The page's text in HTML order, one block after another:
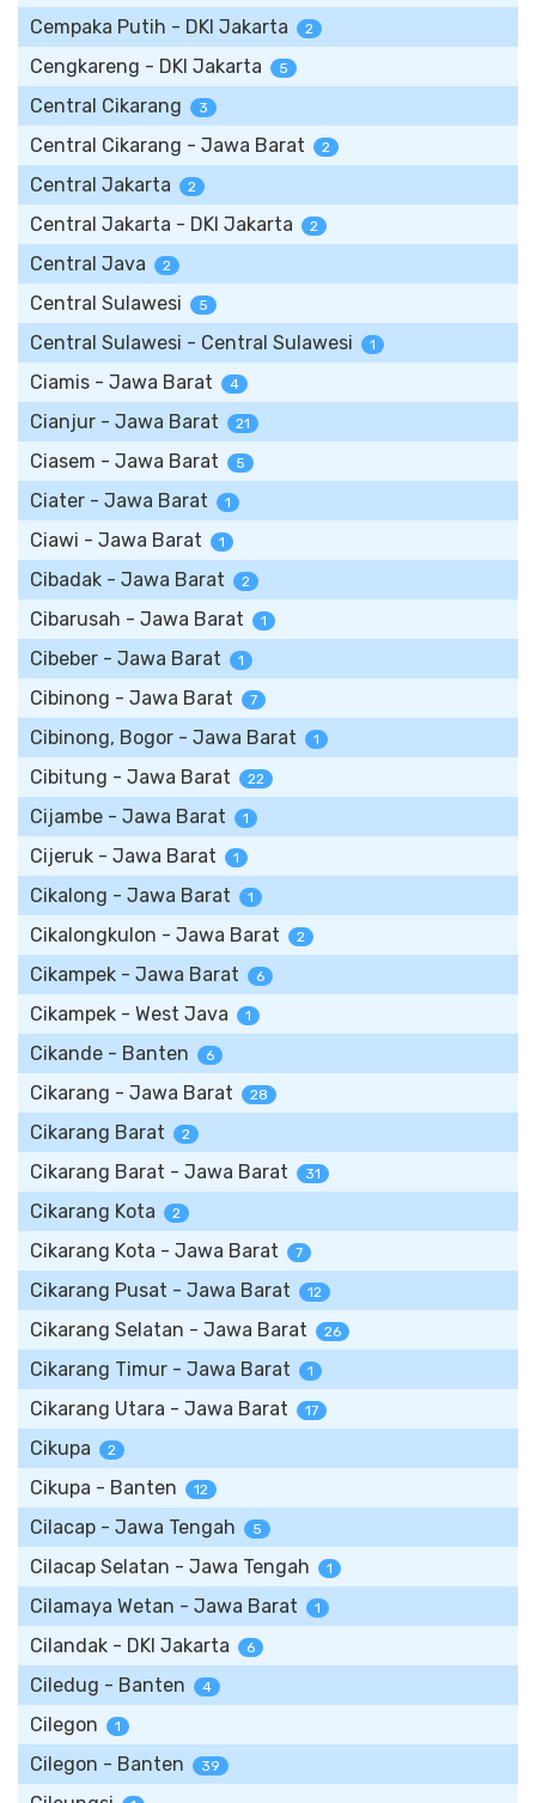
Cempaka Putih - DKI Jakarta 2
Cengkareng - DKI Jakarta 5
Central Cikarang 3
Central Cikarang - Jawa Barat 2
Central Jakarta 2
Central Jakarta - DKI Jakarta 2
Central Java 2
Central Sulawesi 5
Central Sulawesi - Central Sulawesi 1
Ciamis - Jawa Barat 4
Cianjur - Jawa Barat 21
Ciasem - Jawa Barat 5
Ciater - Jawa Barat 1
Ciawi - Jawa Barat 1
Cibadak - Jawa Barat 2
Cibarusah - Jawa Barat 1
Cibeber - Jawa Barat 1
Cibinong - Jawa Barat 7
Cibinong, Bogor - Jawa Barat 1
Cibitung - Jawa Barat 22
Cijambe - Jawa Barat 1
Cijeruk - Jawa Barat 1
Cikalong - Jawa Barat 1
Cikalongkulon - Jawa Barat 2
Cikampek - Jawa Barat 6
Cikampek - West Java 1
Cikande - Banten 6
Cikarang - Jawa Barat 28
Cikarang Barat 2
Cikarang Barat - Jawa Barat 31
Cikarang Kota 2
Cikarang Kota - Jawa Barat 7
Cikarang Pusat - Jawa Barat 12
Cikarang Selatan - Jawa Barat 26
Cikarang Timur - Jawa Barat 1
Cikarang Utara - Jawa Barat 17
Cikupa 2
Cikupa - Banten 12
Cilacap - Jawa Tengah 5
Cilacap Selatan - Jawa Tengah 1
Cilamaya Wetan - Jawa Barat 1
Cilandak - DKI Jakarta 6
Ciledug - Banten 4
Cilegon 1
Cilegon - Banten 39